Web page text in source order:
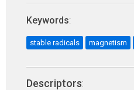
Keywords:
stable radicals magnetism
Descriptors: